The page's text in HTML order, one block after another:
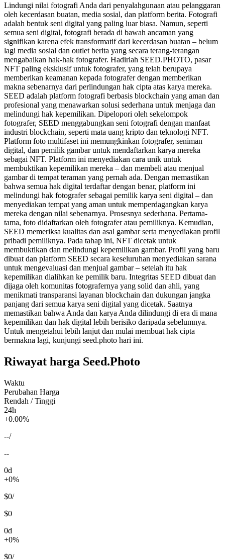
Lindungi nilai fotografi Anda dari penyalahgunaan atau pelanggaran
oleh kecerdasan buatan, media sosial, dan platform berita. Fotografi
adalah bentuk seni digital yang paling luar biasa. Namun, seperti
semua seni digital, fotografi berada di bawah ancaman yang
signifikan karena efek transformatif dari kecerdasan buatan – belum
lagi media sosial dan outlet berita yang secara terang-terangan
mengabaikan hak-hak fotografer. Hadirlah SEED.PHOTO, pasar
NFT paling eksklusif untuk fotografer, yang telah berupaya
memberikan keamanan kepada fotografer dengan memberikan
makna sebenarnya dari perlindungan hak cipta atas karya mereka.
SEED adalah platform fotografi berbasis blockchain yang aman dan
profesional yang menawarkan solusi sederhana untuk menjaga dan
melindungi hak kepemilikan. Dipelopori oleh sekelompok
fotografer, SEED menggabungkan seni fotografi dengan manfaat
industri blockchain, seperti mata uang kripto dan teknologi NFT.
Platform foto multifaset ini memungkinkan fotografer, seniman
digital, dan pemilik gambar untuk mendaftarkan karya mereka
sebagai NFT. Platform ini menyediakan cara unik untuk
membuktikan kepemilikan mereka – dan membeli atau menjual
gambar di tempat teraman yang pernah ada. Dengan memastikan
bahwa semua hak digital terdaftar dengan benar, platform ini
melindungi hak fotografer sebagai pemilik karya seni digital – dan
menyediakan tempat yang aman untuk memperdagangkan karya
mereka dengan nilai sebenarnya. Prosesnya sederhana. Pertama-
tama, foto didaftarkan oleh fotografer atau pemiliknya. Kemudian,
SEED memeriksa kualitas dan asal gambar serta menyediakan profil
pribadi pemiliknya. Pada tahap ini, NFT dicetak untuk
membuktikan dan melindungi kepemilikan gambar. Profil yang baru
dibuat dan platform SEED secara keseluruhan menyediakan sarana
untuk mengevaluasi dan menjual gambar – setelah itu hak
kepemilikan dialihkan ke pemilik baru. Integritas SEED dibuat dan
dijaga oleh komunitas fotografernya yang solid dan ahli, yang
menikmati transparansi layanan blockchain dan dukungan jangka
panjang dari semua karya seni digital yang dicetak. Saatnya
memastikan bahwa Anda dan karya Anda dilindungi di era di mana
kepemilikan dan hak digital lebih berisiko daripada sebelumnya.
Untuk mengetahui lebih lanjut dan mulai membuat hak cipta
bermakna lagi, kunjungi seed.photo hari ini.
Riwayat harga Seed.Photo
Waktu
Perubahan Harga
Rendah / Tinggi
24h
+0.00%
--/
--
0d
+0%
$0/
$0
0d
+0%
$0/